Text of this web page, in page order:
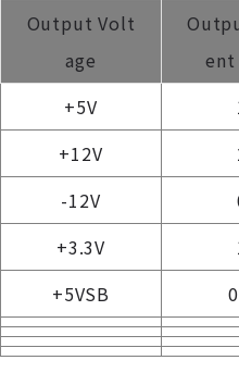
Output Volt
age
ent
+5V
+12V
-12V
+3.3V
+5VSB